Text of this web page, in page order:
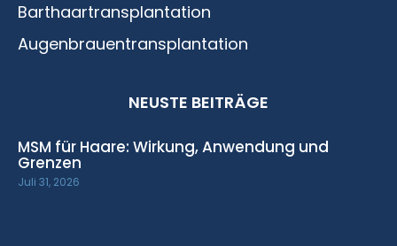
Barthaartransplantation
Augenbrauentransplantation
NEUSTE BEITRÄGE
MSM für Haare: Wirkung, Anwendung und
Grenzen
Juli 31, 2026